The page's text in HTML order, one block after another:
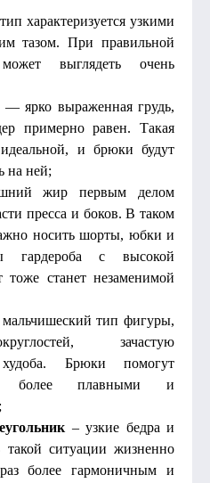
характеризуется узкими
тазом. При правильной
выглядеть очень
— ярко выраженная грудь,
примерно равен. Такая
идеальной, и брюки будут
на ней;
жир первым делом
пресса и боков. В таком
носить шорты, юбки и
гардероба с высокой
станет незаменимой
тип фигуры,
зачастую
худоба. Брюки помогут
более плавными и
– узкие бедра и
ситуации жизненно
более гармоничным и